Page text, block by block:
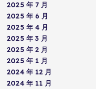
2025 年 7 月
2025 年 6 月
2025 年 4 月
2025 年 3 月
2025 年 2 月
2025 年 1 月
2024 年 12 月
2024 年 11 月